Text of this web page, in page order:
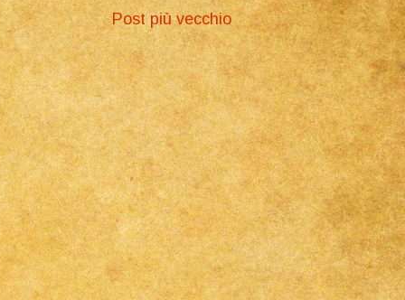
Post più vecchio